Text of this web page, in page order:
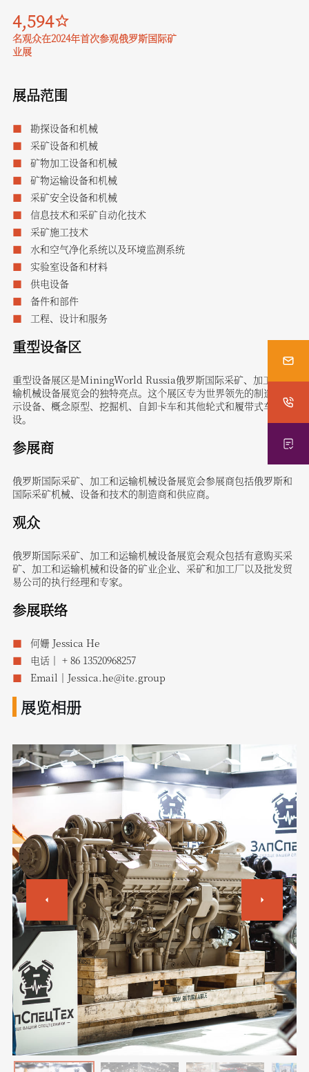
4,594
名观众在2024年首次参观俄罗斯国际矿
业展
展品范围
勘探设备和机械
采矿设备和机械
矿物加工设备和机械
矿物运输设备和机械
采矿安全设备和机械
信息技术和采矿自动化技术
采矿施工技术
水和空气净化系统以及环境监测系统
实验室设备和材料
供电设备
备件和部件
工程、设计和服务
重型设备区
重型设备展区是MiningWorld Russia俄罗斯国际采矿、加工和运
输机械设备展览会的独特亮点。这个展区专为世界领先的制造商展
示设备、概念原型、挖掘机、自卸卡车和其他轮式和履带式车辆而
设。
参展商
俄罗斯国际采矿、加工和运输机械设备展览会参展商包括俄罗斯和
国际采矿机械、设备和技术的制造商和供应商。
观众
俄罗斯国际采矿、加工和运输机械设备展览会观众包括有意购买采
矿、加工和运输机械和设备的矿业企业、采矿和加工厂以及批发贸
易公司的执行经理和专家。
参展联络
何姗 Jessica He
电话｜ + 86 13520968257
Email｜Jessica.he@ite.group
展览相册